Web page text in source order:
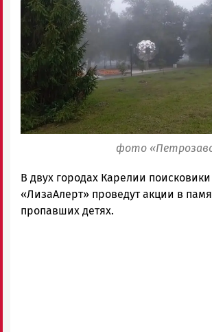
Карелии
|
Петрозаводск
ГОВОРИТ
фото
В двух городах Карелии
«ЛизаАлерт» проведут акции в
пропавших детях.